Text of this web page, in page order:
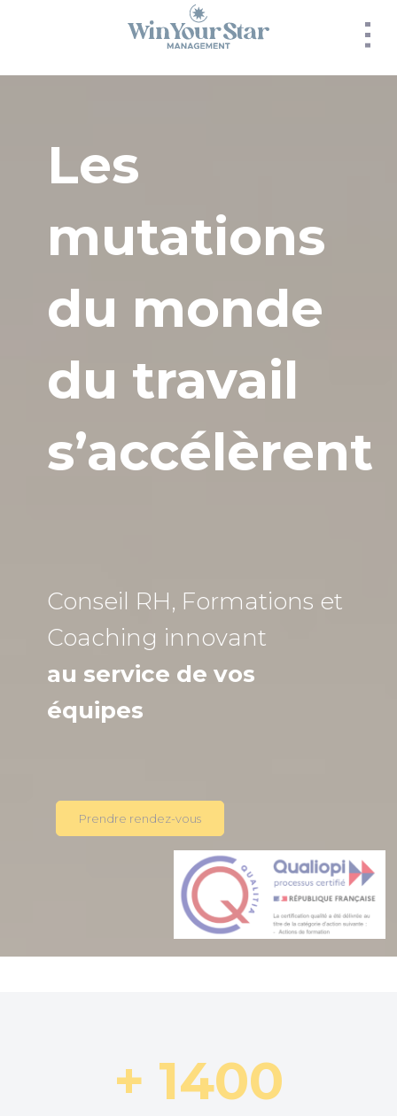
Les
mutations
du monde
du travail
s’accélèrent
Conseil RH, Formations et
Coaching innovant
au service de vos
équipes
Prendre rendez-vous
+ 1400